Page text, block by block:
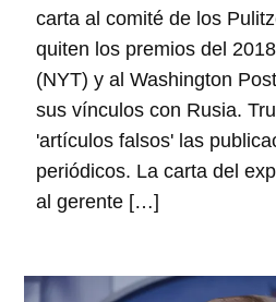
carta al comité de los
quiten los premios del
(NYT) y al Washington
sus vínculos con Rusia.
'artículos falsos' las
periódicos. La carta del
al gerente […]